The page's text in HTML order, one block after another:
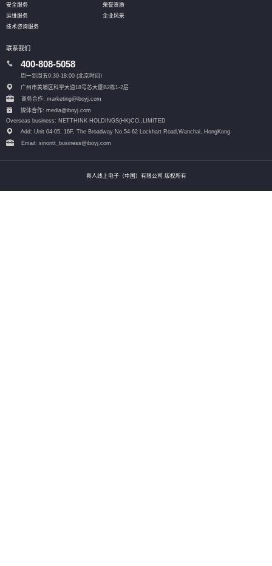
安全服务
运维服务
技术咨询服务
荣誉资质
企业风采
联系我们
400-808-5058
周一到周五9:30-18:00 (北京时间）
广州市黄埔区科学大道18号芯大厦B2栋1-2层
商务合作: marketing@iboyj.com
媒体合作: media@iboyj.com
Overseas business: NETTHINK HOLDINGS(HK)CO.,LIMITED
Add: Unit 04-05, 16F, The Broadway No.54-62 Lockhart Road, Wanchai, HongKong
Email: sinontt_business@iboyj.com
真人线上电子（中国）有限公司 版权所有